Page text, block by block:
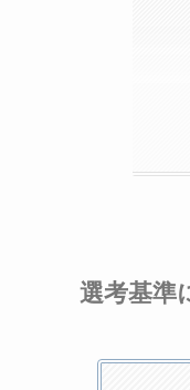
選考基準